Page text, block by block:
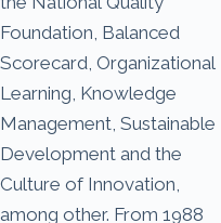
Foundation, Balanced
Scorecard, Organizational
Learning, Knowledge
Management, Sustainable
Development and the
Culture of Innovation,
among other. From 1988